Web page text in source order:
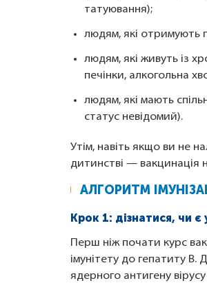
татуювання);
людям, які отримують
людям, які живуть із
печінки, алкогольна
людям, які мають
статус невідомий).
Утім, навіть якщо ви не
дитинстві — вакцинація
АЛГОРИТМ
Крок 1: дізнатися, чи є
Перш ніж почати курс
імунітету до гепатиту B.
ядерного антигену